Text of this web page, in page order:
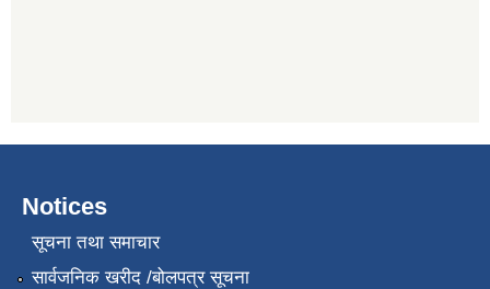
Notices
सूचना तथा समाचार
सार्वजनिक खरीद /बोलपत्र सूचना